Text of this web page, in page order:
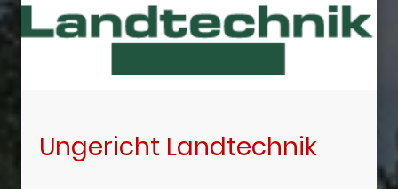
Ungericht Landtechnik